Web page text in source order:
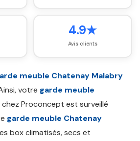
4.9★
Avis clients
meuble Chatenay Malabry
votre garde meuble
chez Proconcept est surveillé
garde meuble Chatenay
box climatisés, secs et